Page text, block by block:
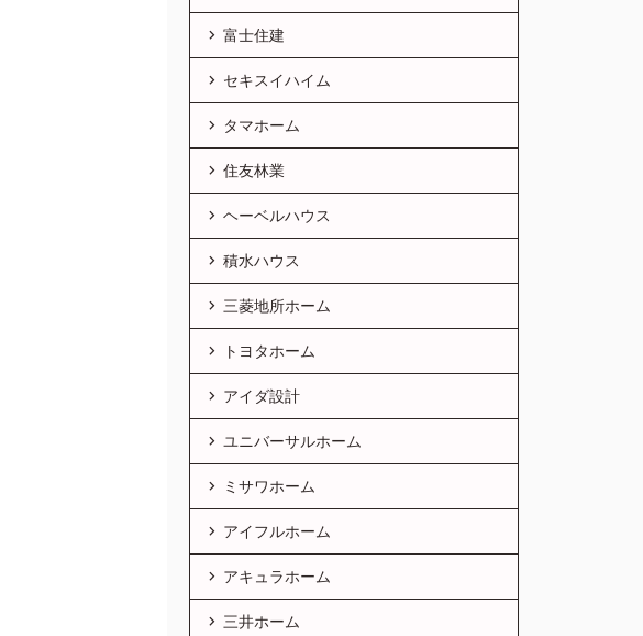
富士住建
セキスイハイム
タマホーム
住友林業
ヘーベルハウス
積水ハウス
三菱地所ホーム
トヨタホーム
アイダ設計
ユニバーサルホーム
ミサワホーム
アイフルホーム
アキュラホーム
三井ホーム